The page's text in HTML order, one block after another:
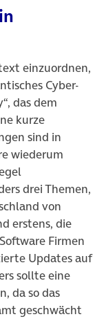
einzuordnen,
Cyber-
das dem
kurze
sind in
wiederum
drei Themen,
von
erstens, die
Firmen
Updates auf
sollte eine
da so das
geschwächt